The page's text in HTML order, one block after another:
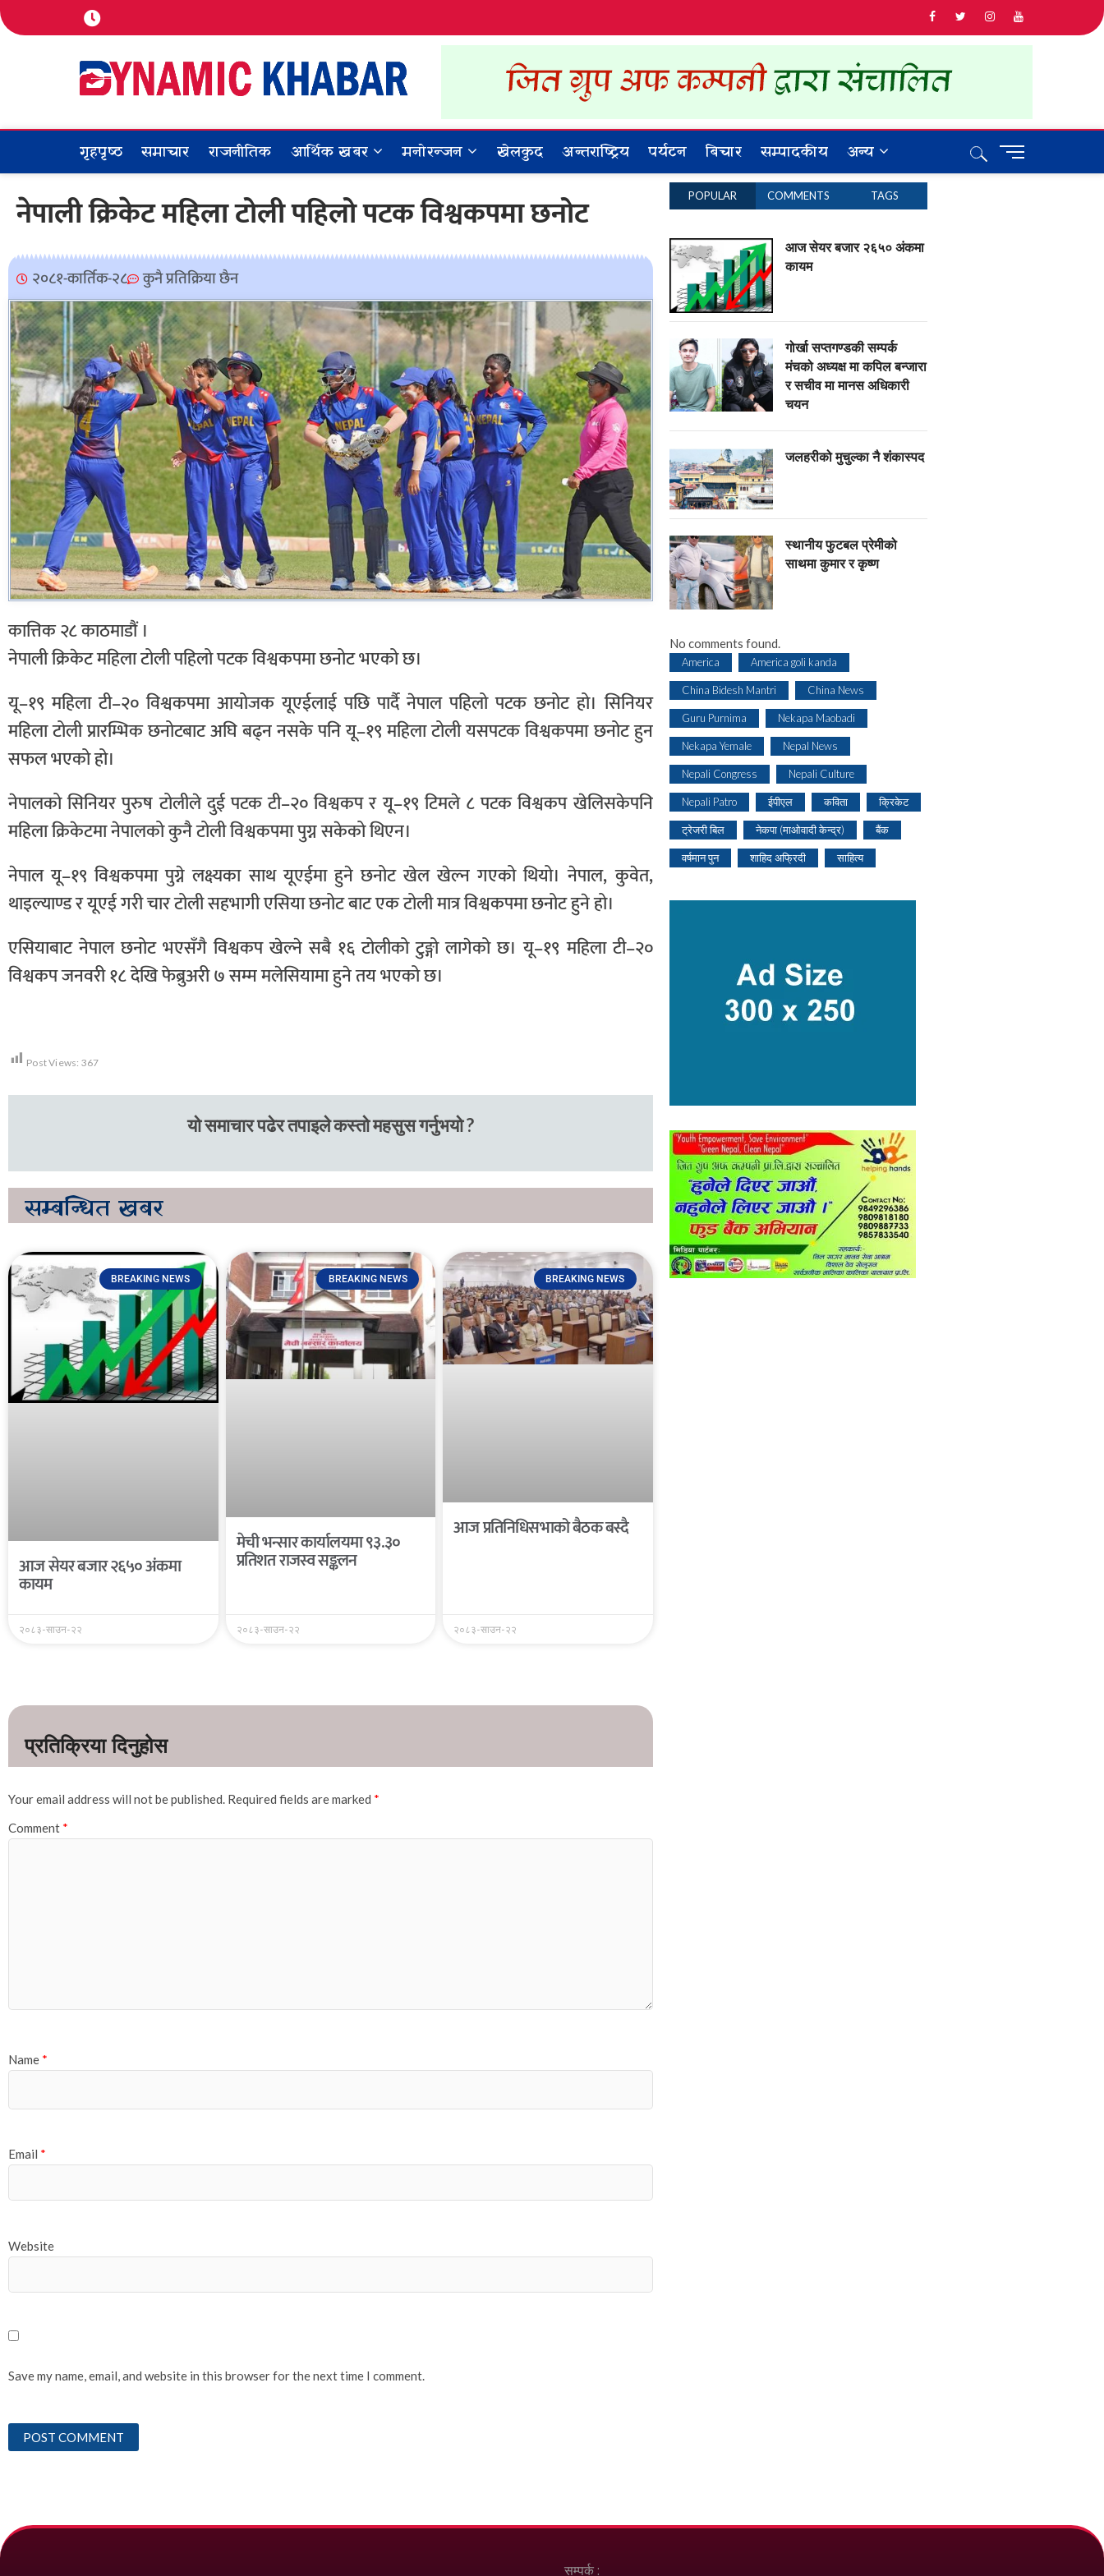
Dynamic Khabar
ALL NEWS IN NEPAL
गृहपृष्ठ समाचार राजनीतिक आर्थिक खबर मनोरन्जन खेलकुद अन्तराष्ट्रिय पर्यटन बिचार सम्पादकीय अन्य
M
नेपाली क्रिकेट महिला टोली पहिलो पटक विश्वकपमा छनोट
२०८१-कार्तिक-२८ कुनै प्रतिक्रिया छैन
कात्तिक २८ काठमाडौं ।
नेपाली क्रिकेट महिला टोली पहिलो पटक विश्वकपमा छनोट भएको छ।
यू–१९ महिला टी–२० विश्वकपमा आयोजक यूएईलाई पछि पार्दै नेपाल पहिलो पटक छनोट हो। सिनियर
महिला टोली प्रारम्भिक छनोटबाट अघि बढ्न नसके पनि यू–१९ महिला टोली यसपटक विश्वकपमा छनोट हुन
सफल भएको हो।
नेपालको सिनियर पुरुष टोलीले दुई पटक टी–२० विश्वकप र यू–१९ टिमले ८ पटक विश्वकप खेलिसकेपनि
महिला क्रिकेटमा नेपालको कुनै टोली विश्वकपमा पुग्न सकेको थिएन।
नेपाल यू–१९ विश्वकपमा पुग्ने लक्ष्यका साथ यूएईमा हुने छनोट खेल खेल्न गएको थियो। नेपाल, कुवेत,
थाइल्याण्ड र यूएई गरी चार टोली सहभागी एसिया छनोट बाट एक टोली मात्र विश्वकपमा छनोट हुने हो।
एसियाबाट नेपाल छनोट भएसँगै विश्वकप खेल्ने सबै १६ टोलीको टुङ्गो लागेको छ। यू–१९ महिला टी–२०
विश्वकप जनवरी १८ देखि फेब्रुअरी ७ सम्म मलेसियामा हुने तय भएको छ।
Post Views: 367
यो समाचार पढेर तपाइले कस्तो महसुस गर्नुभयो ?
सम्बन्धित खबर
BREAKING NEWS
आज सेयर बजार २६५० अंकमा
कायम
२०८३-साउन-२२
BREAKING NEWS
मेची भन्सार कार्यालयमा ९३.३०
प्रतिशत राजस्व सङ्कलन
२०८३-साउन-२२
BREAKING NEWS
आज प्रतिनिधिसभाको बैठक बस्दै
२०८३-साउन-२२
Your email address will not be published. Required fields are marked *
Comment *
Name *
Email *
Website
Save my name, email, and website in this browser for the next time I comment.
POPULAR COMMENTS TAGS
आज सेयर बजार २६५० अंकमा
कायम
गोर्खा सप्तगण्डकी सम्पर्क
मंचको अध्यक्ष मा कपिल बन्जारा
र सचीव मा मानस अधिकारी
चयन
जलहरीको मुचुल्का नै शंंकास्पद
स्थानीय फुटबल प्रेमीको
साथमा कुमार र कृष्ण
No comments found.
America America goli kanda
China Bidesh Mantri China News
Guru Purnima Nekapa Maobadi
Nekapa Yemale Nepal News
Nepali Congress Nepali Culture
Nepali Patro ईपीएल कविता क्रिकेट
ट्रेजरी बिल नेकपा (माओवादी केन्द्र) बैंक
वर्षमान पुन शाहिद अफ्रिदी साहित्य
सम्पर्क :